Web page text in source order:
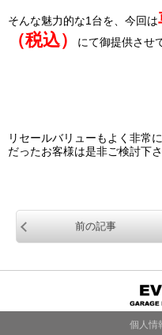
そんな魅力的な1台を、今回は
（税込）
にて御提供させ
リセールバリューもよく非常
だったお客様は是非ご検討下さ
前の記事
個人情